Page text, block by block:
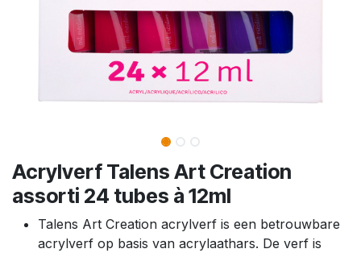
Acrylverf Talens Art Creation
assorti 24 tubes à 12ml
Talens Art Creation acrylverf is een betrouwbare
acrylverf op basis van acrylaathars. De verf is